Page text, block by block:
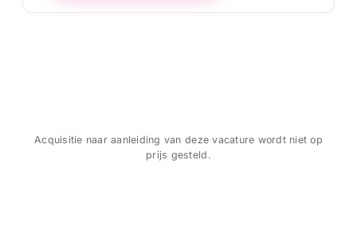
Acquisitie naar aanleiding van deze vacature wordt niet op
prijs gesteld.